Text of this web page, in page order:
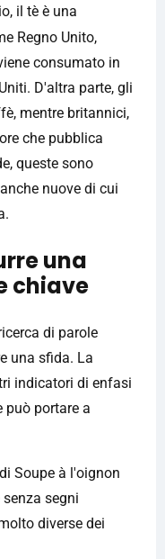
il tè è una
Regno Unito,
consumato in
D'altra parte, gli
mentre britannici,
che pubblica
queste sono
nuove di cui
una
chiave
di parole
una sfida. La
indicatori di enfasi
può portare a
Soupe à l'oignon
segni
diverse dei